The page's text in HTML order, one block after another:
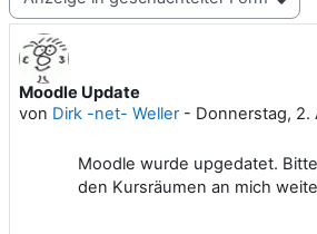
Moodle Update
von Dirk -net- Weller- Donnerstag, 2.
Anzahl Antworten: 0
Moodle wurde upgedatet.
den Kursräumen an mich